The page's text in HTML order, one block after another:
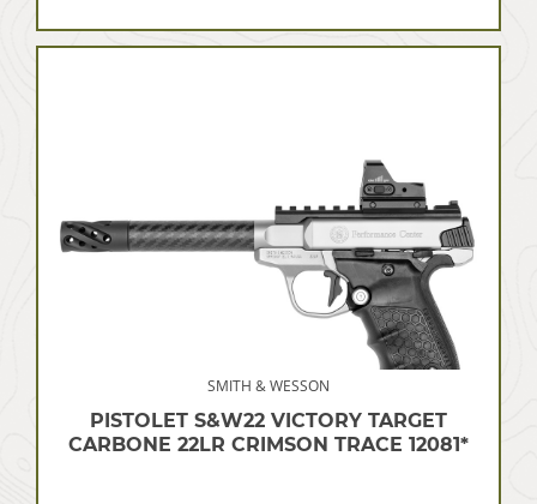
SMITH & WESSON
PISTOLET S&W22 VICTORY TARGET
CARBONE 22LR CRIMSON TRACE 12081*